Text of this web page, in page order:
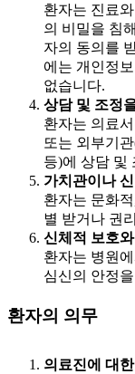
환자는 진료
의 비밀을 침
자의 동의를
에는 개인정
없습니다.
상담 및 조정
환자는 의료
또는 외부기
등)에 상담 및
가치관이나
환자는 문화
별 받거나 권
신체적 보호
환자는 병원
심신의 안정
환자의 의무
의료진에 대